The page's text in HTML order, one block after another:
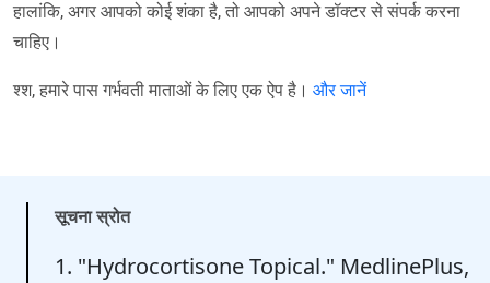
हालांकि, अगर आपको कोई शंका है, तो आपको अपने डॉक्टर से संपर्क करना
चाहिए।
श्श, हमारे पास गर्भवती माताओं के लिए एक ऐप है। और जानें
सूचना स्रोत
1. "Hydrocortisone Topical." MedlinePlus,